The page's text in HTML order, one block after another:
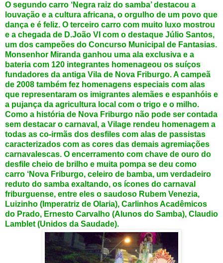
O segundo carro ‘Negra raiz do samba’ destacou a
louvação e a cultura africana, o orgulho de um povo que
dança e é feliz. O terceiro carro com muito luxo mostrou
e a chegada de D.João VI com o destaque Júlio Santos,
um dos campeões do Concurso Municipal de Fantasias.
Monsenhor Miranda ganhou uma ala exclusiva e a
bateria com 120 integrantes homenageou os suíços
fundadores da antiga Vila de Nova Friburgo. A campeã
de 2008 também fez homenagens especiais com alas
que representaram os imigrantes alemães e espanhóis e
a pujança da agricultura local com o trigo e o milho.
Como a história de Nova Friburgo não pode ser contada
sem destacar o carnaval, a Vilage rendeu homenagem a
todas as co-irmãs dos desfiles com alas de passistas
caracterizados com as cores das demais agremiações
carnavalescas. O encerramento com chave de ouro do
desfile cheio de brilho e muita pompa se deu como
carro ‘Nova Friburgo, celeiro de bamba, um verdadeiro
reduto do samba exaltando, os ícones do carnaval
friburguense, entre eles o saudoso Rubem Venezia,
Luizinho (Imperatriz de Olaria), Carlinhos Acadêmicos
do Prado, Ernesto Carvalho (Alunos do Samba), Claudio
Lamblet (Unidos da Saudade).